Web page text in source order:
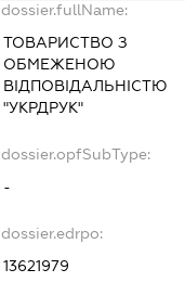
dossier.fullName:
ТОВАРИСТВО З
ОБМЕЖЕНОЮ
ВІДПОВІДАЛЬНІСТЮ
"УКРДРУК"
dossier.opfSubType:
-
dossier.edrpo:
13621979